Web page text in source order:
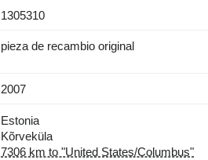
1305310
pieza de recambio original
2007
Estonia
Kõrveküla
7306 km to "United States/Columbus"